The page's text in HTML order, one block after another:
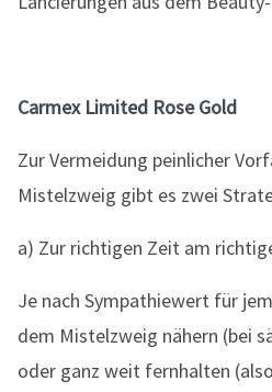
Carmex Limited Rose Gold
Zur Vermeidung peinlicher
Mistelzweig gibt es zwei
a) Zur richtigen Zeit am
Je nach Sympathiewert für
dem Mistelzweig nähern (bei
oder ganz weit fernhalten